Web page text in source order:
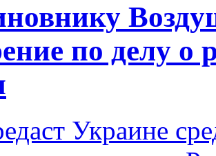
по делу о